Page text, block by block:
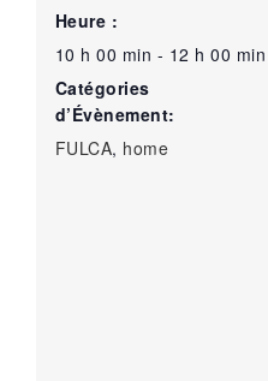
Heure :
10 h 00 min - 12 h 00 min
Catégories
d’Évènement:
FULCA, home